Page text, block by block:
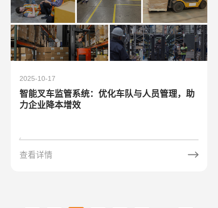
2025-10-17
智能叉车监管系统：优化车队与人员管理，助
力企业降本增效
查看详情